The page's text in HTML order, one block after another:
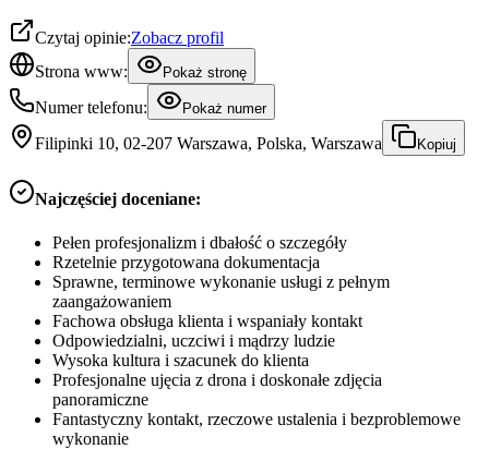
Czytaj opinie:Zobacz profil
Strona www:
Pokaż stronę
Numer telefonu: Pokaż numer
Filipinki 10, 02-207 Warszawa, Polska, Warszawa Kopiuj
Najczęściej doceniane:
Pełen profesjonalizm i dbałość o szczegóły
Rzetelnie przygotowana dokumentacja
Sprawne, terminowe wykonanie usługi z pełnym
zaangażowaniem
Fachowa obsługa klienta i wspaniały kontakt
Odpowiedzialni, uczciwi i mądrzy ludzie
Wysoka kultura i szacunek do klienta
Profesjonalne ujęcia z drona i doskonałe zdjęcia
panoramiczne
Fantastyczny kontakt, rzeczowe ustalenia i bezproblemowe
wykonanie